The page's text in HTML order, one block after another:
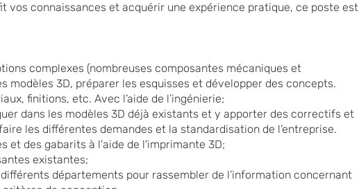
vos connaissances et acquérir une expérience pratique, ce poste est
complexes (nombreuses composantes mécaniques et
modèles 3D, préparer les esquisses et développer des concepts.
finitions, etc. Avec l’aide de l’ingénierie;
dans les modèles 3D déjà existants et y apporter des correctifs et
les différentes demandes et la standardisation de l’entreprise.
et des gabarits à l'aide de l'imprimante 3D;
existantes;
départements pour rassembler de l’information concernant